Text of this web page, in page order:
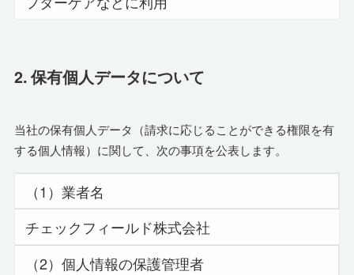
2. 保有個人データについて
当社の保有個人データ（請求に応じることができる権限を有
する個人情報）に関して、次の事項を公表します。
（1）業者名
チェックフィールド株式会社
（2）個人情報の保護管理者